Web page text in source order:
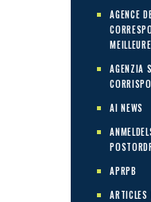
AGENCE
AGENZIA
AI NEWS
APRPB